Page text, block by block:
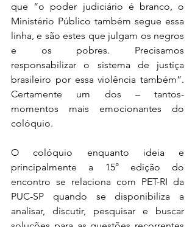
que “o poder judiciário é branco, o
Ministério Público também segue essa
linha, e são estes que julgam os negros
e os pobres. Precisamos
responsabilizar o sistema de justiça
brasileiro por essa violência também”.
Certamente um dos – tantos-
momentos mais emocionantes do
colóquio.
O colóquio enquanto ideia e
principalmente a 15° edição do
encontro se relaciona com PET-RI da
PUC-SP quando se disponibiliza a
analisar, discutir, pesquisar e buscar